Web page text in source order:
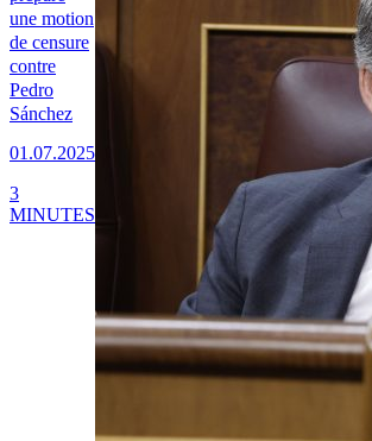
une motion
de censure
contre
Pedro
Sánchez
01.07.2025
3
MINUTES